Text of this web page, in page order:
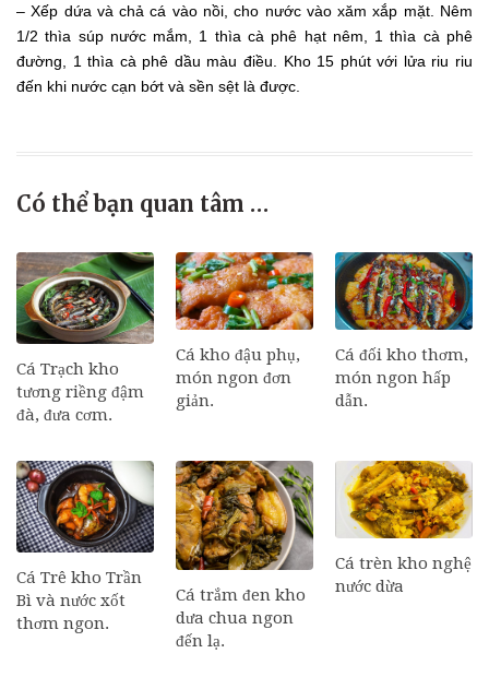
– Xếp dứa và chả cá vào nồi, cho nước vào xăm xắp mặt. Nêm
1/2 thìa súp nước mắm, 1 thìa cà phê hạt nêm, 1 thìa cà phê
đường, 1 thìa cà phê dầu màu điều. Kho 15 phút với lửa riu riu
đến khi nước cạn bớt và sền sệt là được.
Có thể bạn quan tâm …
Cá Trạch kho
tương riềng đậm
đà, đưa cơm.
Cá kho đậu phụ,
món ngon đơn
giản.
Cá đối kho thơm,
món ngon hấp
dẫn.
Cá Trê kho Trần
Bì và nước xốt
thơm ngon.
Cá trắm đen kho
dưa chua ngon
đến lạ.
Cá trèn kho nghệ
nước dừa